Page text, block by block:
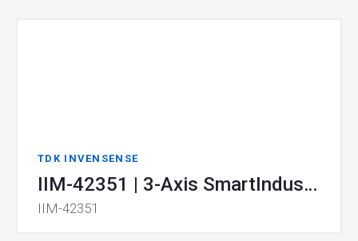
TDK INVENSENSE
IIM-42351 | 3-Axis SmartIndustrial™ MEMS Accelerometer
IIM-42351